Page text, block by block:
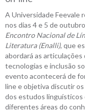
A Universidade Feevale
nos dias 4 e 5 de
Encontro Nacional de
Literatura (Enalli), que
abordará as articulações
tecnologias e inclusão
evento acontecerá de
line e objetiva discutir os
dos estudos linguísticos
diferentes áreas do